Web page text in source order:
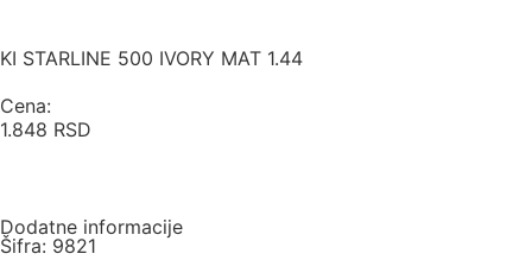
KI STARLINE 500 IVORY MAT 1.44
Cena:
1.848 RSD
Dodatne informacije
Šifra: 9821